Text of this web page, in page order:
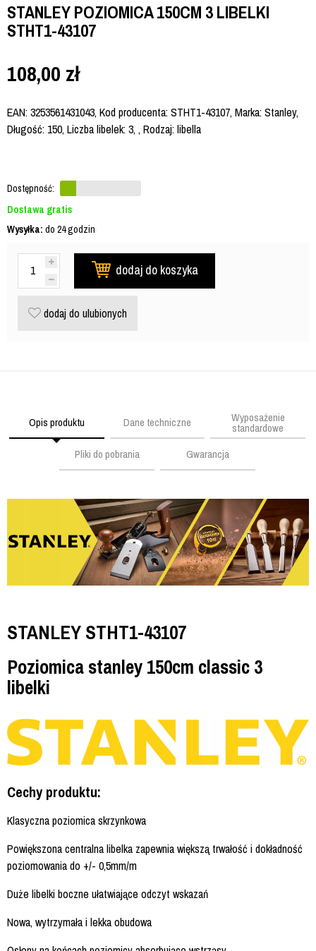
STANLEY POZIOMICA 150CM 3 LIBELKI
STHT1-43107
108,00 zł
EAN: 3253561431043, Kod producenta: STHT1-43107, Marka: Stanley,
Długość: 150, Liczba libelek: 3, , Rodzaj: libella
Dostępność:
Dostawa gratis
Wysyłka: do 24 godzin
dodaj do koszyka
dodaj do ulubionych
Opis produktu Dane techniczne Wyposażenie
standardowe
Pliki do pobrania
Gwarancja
STANLEY STHT1-43107
Poziomica stanley 150cm classic 3
libelki
Cechy produktu:
Klasyczna poziomica skrzynkowa
Powiększona centralna libelka zapewnia większą trwałość i dokładność
poziomowania do +/- 0,5mm/m
Duże libelki boczne ułatwiające odczyt wskazań
Nowa, wytrzymała i lekka obudowa